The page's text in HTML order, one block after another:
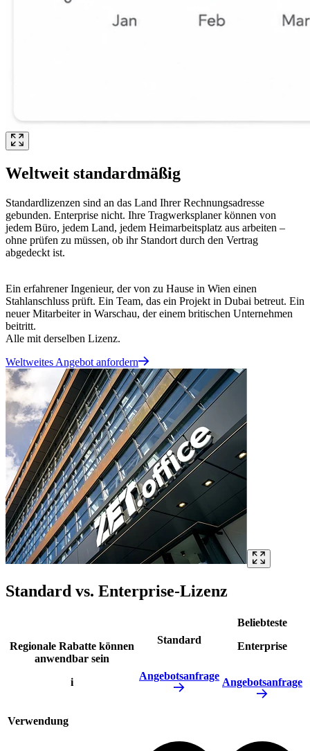
Weltweit standardmäßig
Standardlizenzen sind an das Land Ihrer Rechnungsadresse
gebunden. Enterprise nicht. Ihre Tragwerksplaner können von
jedem Büro, jedem Land, jedem Heimarbeitsplatz aus arbeiten –
ohne prüfen zu müssen, ob ihr Standort durch den Vertrag
abgedeckt ist.
Ein erfahrener Ingenieur, der von zu Hause in Wien einen
Stahlanschluss prüft. Ein Team, das ein Projekt in Dubai betreut. Ein
neuer Mitarbeiter in Warschau, der einem britischen Unternehmen
beitritt.
Alle mit derselben Lizenz.
Weltweites Angebot anfordern
Standard vs. Enterprise-Lizenz
Regionale Rabatte können
anwendbar sein
i
Standard
Angebotsanfrage
Beliebteste
Enterprise
Angebotsanfrage
Verwendung